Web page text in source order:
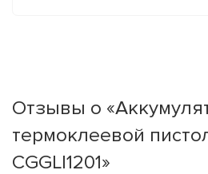
Отзывы о
термоклеевой
CGGLI1201»